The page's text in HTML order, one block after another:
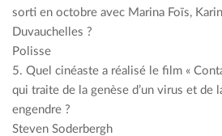
sorti en octobre avec Marina Foïs,
Duvauchelles ?
Polisse
5. Quel cinéaste a réalisé le film «
qui traite de la genèse d’un virus et de
engendre ?
Steven Soderbergh